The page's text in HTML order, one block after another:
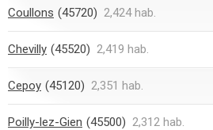
Coullons (45720) 2,424 hab.
Chevilly (45520) 2,419 hab.
Cepoy (45120) 2,351 hab.
Poilly-lez-Gien (45500) 2,312 hab.